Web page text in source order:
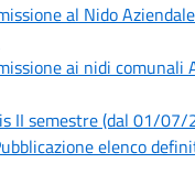
al Nido
ai nidi comunali
II semestre (dal 01/07/
elenco